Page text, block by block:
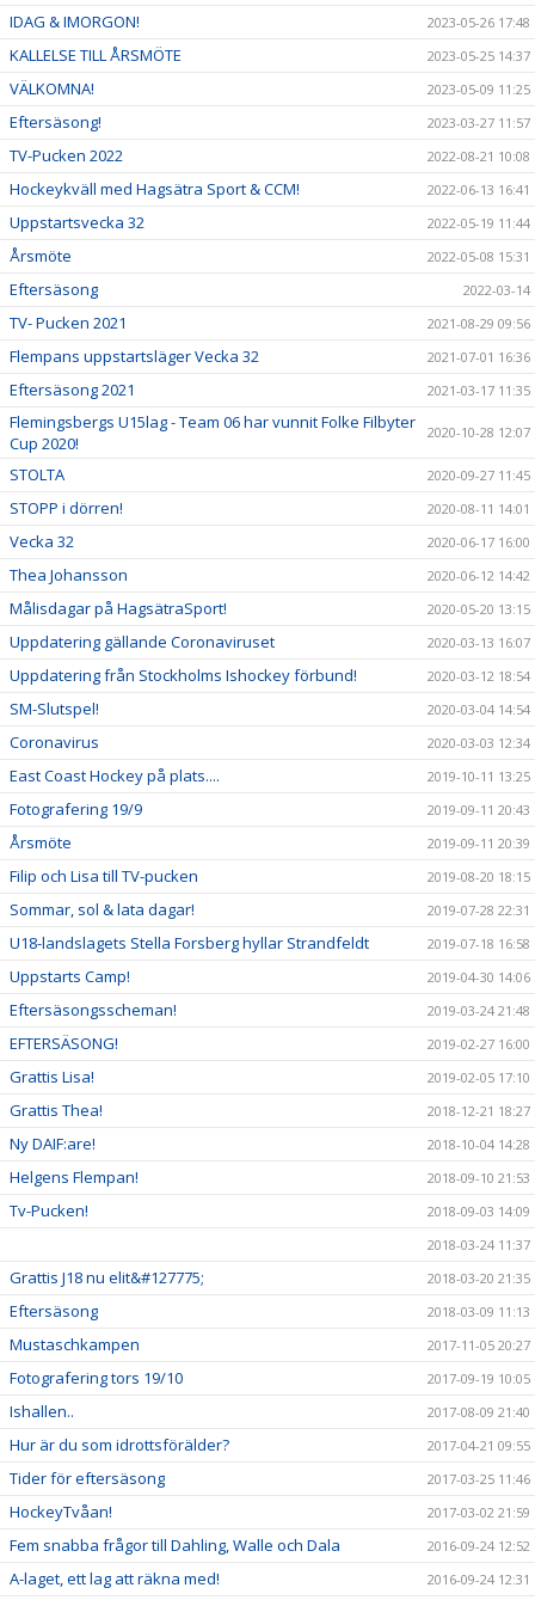
IDAG & IMORGON! 2023-05-26 17:48
KALLELSE TILL ÅRSMÖTE 2023-05-25 14:37
VÄLKOMNA! 2023-05-09 11:25
Eftersäsong! 2023-03-27 11:57
TV-Pucken 2022 2022-08-21 10:08
Hockeykväll med Hagsätra Sport & CCM! 2022-06-13 16:41
Uppstartsvecka 32 2022-05-19 11:44
Årsmöte 2022-05-08 15:31
Eftersäsong 2022-03-14
TV- Pucken 2021 2021-08-29 09:56
Flempans uppstartsläger Vecka 32 2021-07-01 16:36
Eftersäsong 2021 2021-03-17 11:35
Flemingsbergs U15lag - Team 06 har vunnit Folke Filbyter
Cup 2020!
2020-10-28 12:07
STOLTA 2020-09-27 11:45
STOPP i dörren! 2020-08-11 14:01
Vecka 32 2020-06-17 16:00
Thea Johansson 2020-06-12 14:42
Målisdagar på HagsätraSport! 2020-05-20 13:15
Uppdatering gällande Coronaviruset 2020-03-13 16:07
Uppdatering från Stockholms Ishockey förbund! 2020-03-12 18:54
SM-Slutspel! 2020-03-04 14:54
Coronavirus 2020-03-03 12:34
East Coast Hockey på plats.... 2019-10-11 13:25
Fotografering 19/9 2019-09-11 20:43
Årsmöte 2019-09-11 20:39
Filip och Lisa till TV-pucken 2019-08-20 18:15
Sommar, sol & lata dagar! 2019-07-28 22:31
U18-landslagets Stella Forsberg hyllar Strandfeldt 2019-07-18 16:58
Uppstarts Camp! 2019-04-30 14:06
Eftersäsongsscheman! 2019-03-24 21:48
EFTERSÄSONG! 2019-02-27 16:00
Grattis Lisa! 2019-02-05 17:10
Grattis Thea! 2018-12-21 18:27
Ny DAIF:are! 2018-10-04 14:28
Helgens Flempan! 2018-09-10 21:53
Tv-Pucken!
2018-09-03 14:09
2018-03-24 11:37
Grattis J18 nu elit&#127775; 2018-03-20 21:35
Eftersäsong 2018-03-09 11:13
Mustaschkampen 2017-11-05 20:27
Fotografering tors 19/10 2017-09-19 10:05
Ishallen.. 2017-08-09 21:40
Hur är du som idrottsförälder? 2017-04-21 09:55
Tider för eftersäsong 2017-03-25 11:46
HockeyTvåan! 2017-03-02 21:59
Fem snabba frågor till Dahling, Walle och Dala 2016-09-24 12:52
A-laget, ett lag att räkna med! 2016-09-24 12:31